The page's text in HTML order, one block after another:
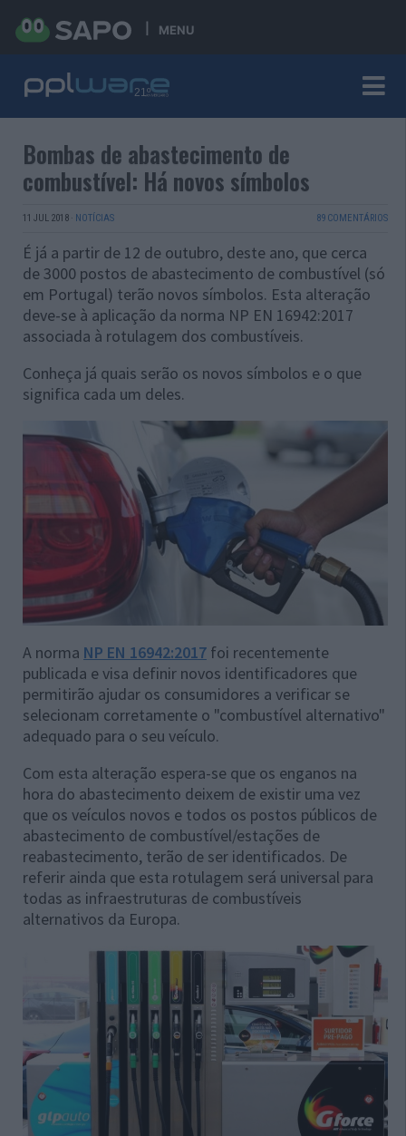
MENU
Bombas de abastecimento de
combustível: Há novos símbolos
11 JUL 2018 · NOTÍCIAS 89 COMENTÁRIOS
É já a partir de 12 de outubro, deste ano, que cerca
de 3000 postos de abastecimento de combustível (só
em Portugal) terão novos símbolos. Esta alteração
deve-se à aplicação da norma NP EN 16942:2017
associada à rotulagem dos combustíveis.
Conheça já quais serão os novos símbolos e o que
significa cada um deles.
A norma NP EN 16942:2017 foi recentemente
publicada e visa definir novos identificadores que
permitirão ajudar os consumidores a verificar se
selecionam corretamente o "combustível alternativo"
adequado para o seu veículo.
Com esta alteração espera-se que os enganos na
hora do abastecimento deixem de existir uma vez
que os veículos novos e todos os postos públicos de
abastecimento de combustível/estações de
reabastecimento, terão de ser identificados. De
referir ainda que esta rotulagem será universal para
todas as infraestruturas de combustíveis
alternativos da Europa.